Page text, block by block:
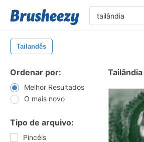
Tailandês
Ordenar por:
Melhor Resultados
O mais novo
Tipo de arquivo:
Pincéis